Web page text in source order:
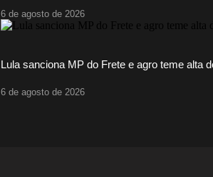
6 de agosto de 2026
Lula sanciona MP do Frete e agro teme alta
6 de agosto de 2026